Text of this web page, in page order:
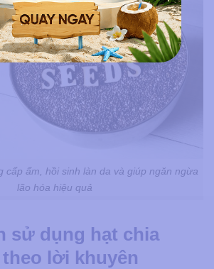
cấp ẩm, hồi sinh làn da và giúp ngăn ngừa
lão hóa hiệu quả
sử dụng hạt chia
lời khuyên